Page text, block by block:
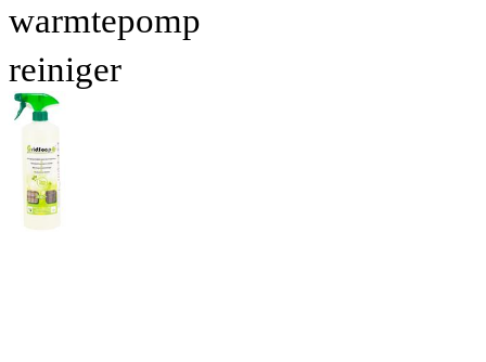
warmtepomp
reiniger